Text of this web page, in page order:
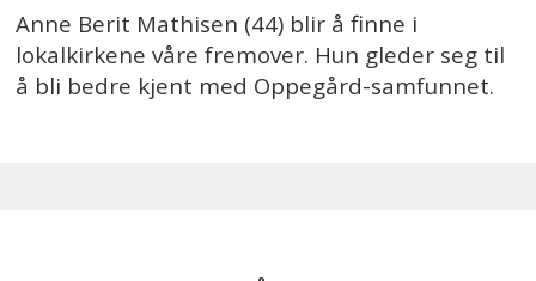
Anne Berit Mathisen (44) blir å finne i
lokalkirkene våre fremover. Hun gleder seg til
å bli bedre kjent med Oppegård-samfunnet.